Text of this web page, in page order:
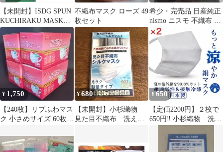
【未開封】ISDG SPUN
KUCHIRAKU MASK小
さめ 7枚入2セット
不織布マスク ローズ 49
枚セット
希少・完売品 日産純正
nismo ニスモ 不織布 マ
スク ブラック 5枚セッ
ト
¥ 1,750
【240枚】リブふわマス
ク 小さめサイズ 60枚入
¥680
【未開封】小杉織物
見た目不織布 洗える
¥650
【定価2200円】２枚で
650円‼︎ 小杉織物 洗え